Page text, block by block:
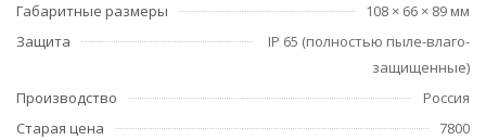
Габаритные размеры
108 × 66 × 89 мм
Защита
IP 65 (полностью пыле-влаго-
защищенные)
Производство
Россия
Старая цена
7800